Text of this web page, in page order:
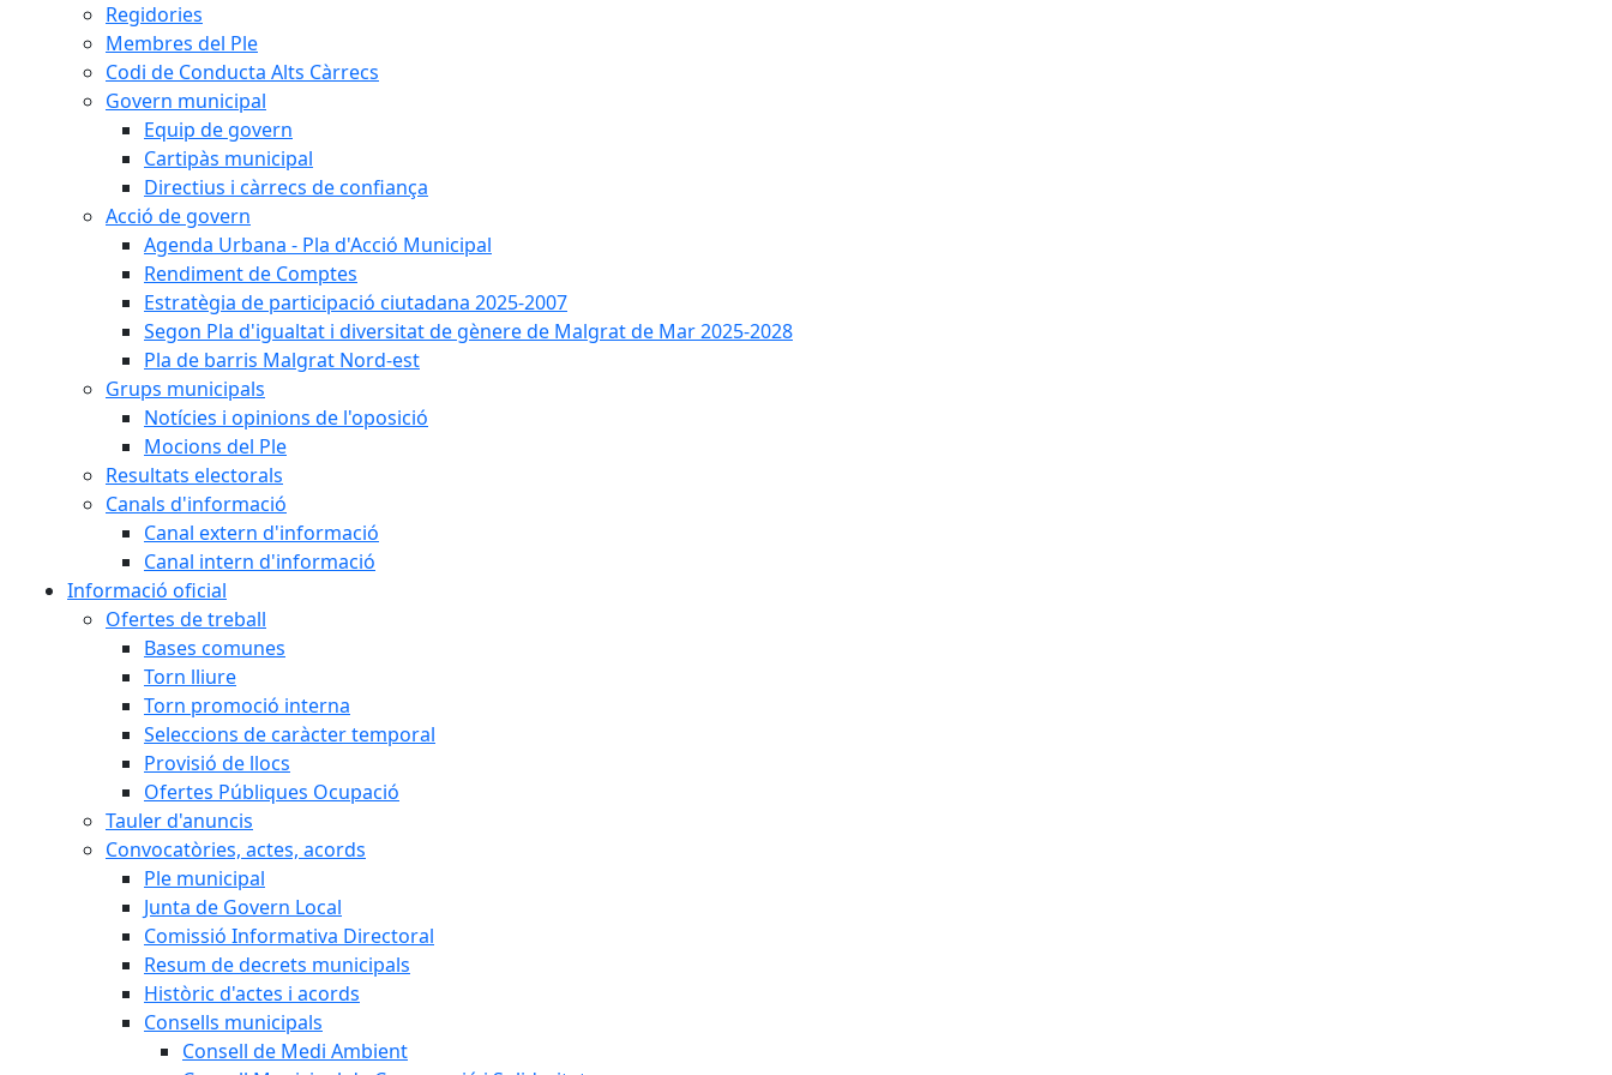
Regidories
Membres del Ple
Codi de Conducta Alts Càrrecs
Govern municipal
Equip de govern
Cartipàs municipal
Directius i càrrecs de confiança
Acció de govern
Agenda Urbana - Pla d'Acció Municipal
Rendiment de Comptes
Estratègia de participació ciutadana 2025-2007
Segon Pla d'igualtat i diversitat de gènere de Malgrat de Mar 2025-2028
Pla de barris Malgrat Nord-est
Grups municipals
Notícies i opinions de l'oposició
Mocions del Ple
Resultats electorals
Canals d'informació
Canal extern d'informació
Canal intern d'informació
Informació oficial
Ofertes de treball
Bases comunes
Torn lliure
Torn promoció interna
Seleccions de caràcter temporal
Provisió de llocs
Ofertes Públiques Ocupació
Tauler d'anuncis
Convocatòries, actes, acords
Ple municipal
Junta de Govern Local
Comissió Informativa Directoral
Resum de decrets municipals
Històric d'actes i acords
Consells municipals
Consell de Medi Ambient